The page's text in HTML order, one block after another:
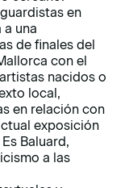
en
a una
de finales del
con el
nacidos o
local,
en relación con
exposición
Baluard,
a las